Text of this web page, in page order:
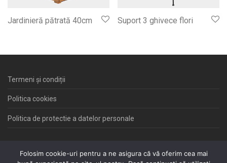
Jardinieră pătrată 40cm Suport 3 ghivece flori
Termeni și condiții
Politica cookies
Politica de protectie a datelor personale
Folosim cookie-uri pentru a ne asigura că vă oferim cea mai